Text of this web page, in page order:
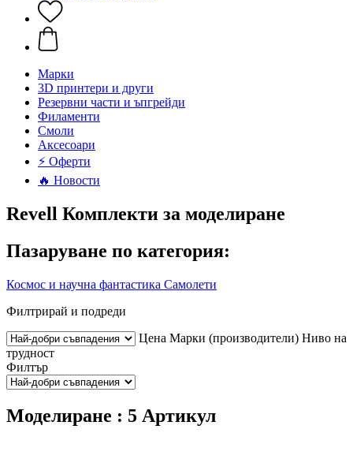
Mарки
3D принтери и други
Резервни части и ъпгрейди
Филаменти
Смоли
Аксесоари
⚡ Оферти
🔥 Новости
Revell Комплекти за моделиране
Пазаруване по категория:
Космос и научна фантастика Самолети
Филтрирай и подреди
Цена Марки (производители) Ниво на
трудност
Филтър
Моделиране : 5 Артикул